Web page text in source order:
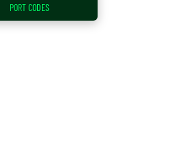
PORT CODES